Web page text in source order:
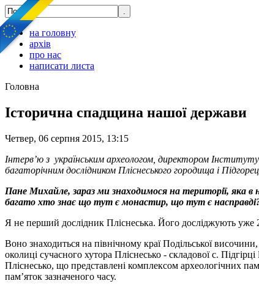
на головну
архів
про нас
написати листа
Головна
Історична спадщина нашої держави
Четвер, 06 серпня 2015, 13:15
Інтерв’ю з українським археологом, директором
багаторічним дослідником Пліснеського городища і
Пане Михайле, зараз ми знаходимося на території, яка
багато хто знає що тут є монастир, що тут є
Я не перший дослідник Пліснеська. Його досліджують уже
Воно знаходиться на північному краї Подільської
околиці сучасного хутора Пліснесько - складової с.
Пліснесько, що представлені комплексом археологічних
пам’яток зазначеного часу.